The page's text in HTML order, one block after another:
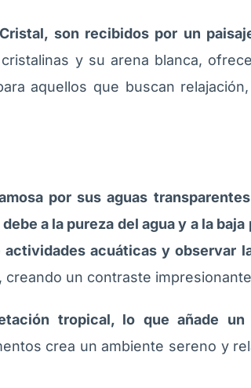
son recibidos por un
y su arena blanca,
aquellos que buscan
por sus aguas
a la pureza del agua y a la
acuáticas y observar
un contraste
tropical, lo que añade
crea un ambiente sereno y